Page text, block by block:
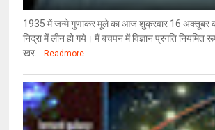
1935 में जन्मे गुणाकर मूले का आज शुक्रवार 16 अक्तूबर
निद्रा में लीन हो गये। मैं बचपन में विज्ञान प्रगति नियमित
खर...
Readmore